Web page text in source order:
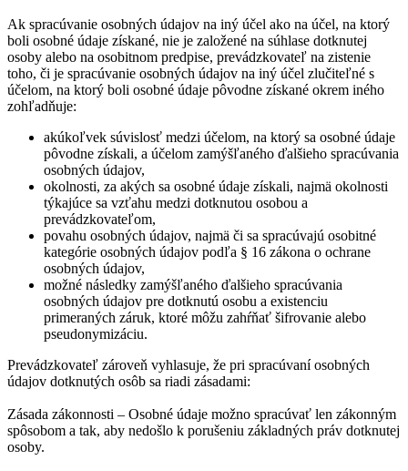
Ak spracúvanie osobných údajov na iný účel ako na účel, na ktorý
boli osobné údaje získané, nie je založené na súhlase dotknutej
osoby alebo na osobitnom predpise, prevádzkovateľ na zistenie
toho, či je spracúvanie osobných údajov na iný účel zlučiteľné s
účelom, na ktorý boli osobné údaje pôvodne získané okrem iného
zohľadňuje:
akúkoľvek súvislosť medzi účelom, na ktorý sa osobné údaje
pôvodne získali, a účelom zamýšľaného ďalšieho spracúvania
osobných údajov,
okolnosti, za akých sa osobné údaje získali, najmä okolnosti
týkajúce sa vzťahu medzi dotknutou osobou a
prevádzkovateľom,
povahu osobných údajov, najmä či sa spracúvajú osobitné
kategórie osobných údajov podľa § 16 zákona o ochrane
osobných údajov,
možné následky zamýšľaného ďalšieho spracúvania
osobných údajov pre dotknutú osobu a existenciu
primeraných záruk, ktoré môžu zahŕňať šifrovanie alebo
pseudonymizáciu.
Prevádzkovateľ zároveň vyhlasuje, že pri spracúvaní osobných
údajov dotknutých osôb sa riadi zásadami:
Zásada zákonnosti – Osobné údaje možno spracúvať len zákonným
spôsobom a tak, aby nedošlo k porušeniu základných práv dotknutej
osoby.